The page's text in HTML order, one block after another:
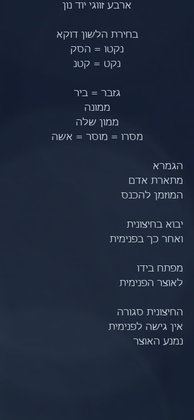
ארבע זווגי יוד נון
בחירת הלשון דוקא
נקטו = הסק
נקט = קטנ
גזבר = ביר
ממונה
ממון שלה
מסרו = מוסר = אשה
הגמרא
מתארת אדם
המוזמן להכנס
יבוא בחיצונית
ואחר כך בפנימית
מפתח בידו
לאוצר הפנימית
החיצונית סגורה
אין גישה לפנימית
נמנע האוצר